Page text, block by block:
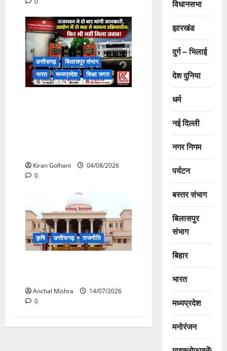
छत्तीसगढ़
बिलासपुर संभाग
भारत
मध्यप्रदेश शिक्षा जगत
Kiran Golhani
04/08/2026
0
कृषि छत्तीसगढ़ राजनीति
Anchal Mishra
14/07/2026
0
विधानसभा
झारखंड
दुर्ग – भिलाई
देश दुनिया
धर्म
नई दिल्ली
नगर निगम
पर्यटन
बस्तर संभाग
बिलासपुर
संभाग
बिहार
भारत
मध्यप्रदेश
मनोरंजन